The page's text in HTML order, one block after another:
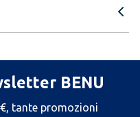
BENU
tante promozioni